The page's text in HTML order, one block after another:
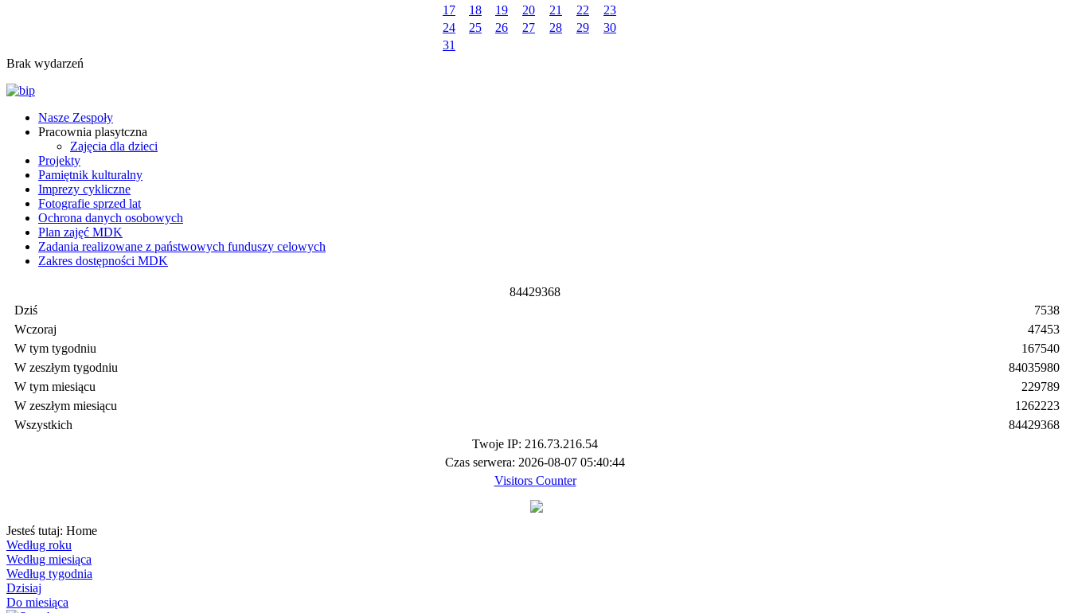
17
18 19 20 21 22
23
24
25 26 27 28 29
30
31
Brak wydarzeń
Nasze Zespoły
Pracownia plasytczna
Zajęcia dla dzieci
Projekty
Pamiętnik kulturalny
Imprezy cykliczne
Fotografie sprzed lat
Ochrona danych osobowych
Plan zajęć MDK
Zadania realizowane z państwowych funduszy celowych
Zakres dostępności MDK
84429368
Dziś
Wczoraj
W tym tygodniu
W zeszłym tygodniu
W tym miesiącu
W zeszłym miesiącu
Wszystkich
7538
47453
167540
84035980
229789
1262223
84429368
Twoje IP: 216.73.216.54
Czas serwera: 2026-08-07 05:40:44
Visitors Counter
Jesteś tutaj: Home
Według roku
Według miesiąca
Według tygodnia
Dzisiaj
Do miesiąca